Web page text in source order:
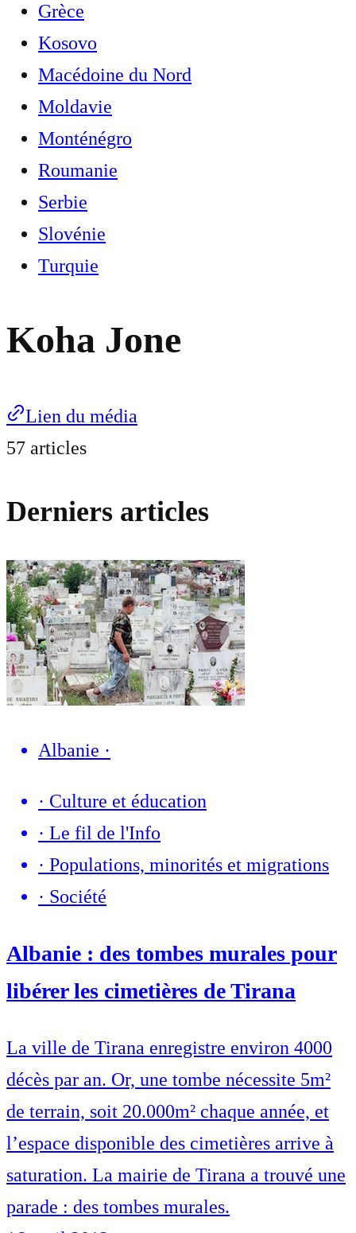
Grèce
Kosovo
Macédoine du Nord
Moldavie
Monténégro
Roumanie
Serbie
Slovénie
Turquie
Koha Jone
Lien du média
57 articles
Derniers articles
Albanie ·
· Culture et éducation
· Le fil de l'Info
· Populations, minorités et migrations
· Société
Albanie : des tombes murales pour
libérer les cimetières de Tirana
La ville de Tirana enregistre environ 4000
décès par an. Or, une tombe nécessite 5m²
de terrain, soit 20.000m² chaque année, et
l’espace disponible des cimetières arrive à
saturation. La mairie de Tirana a trouvé une
parade : des tombes murales.